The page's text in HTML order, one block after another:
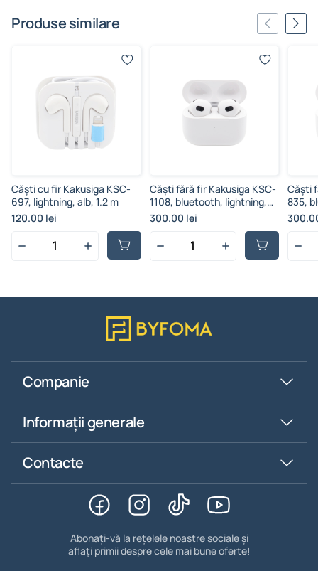
Produse similare
Căști cu fir Kakusiga KSC-
697, lightning, alb, 1.2 m
120.00 lei
Căști fără fir Kakusiga KSC-
1108, bluetooth, lightning,
alb
300.00 lei
Căști
835,
Companie
Informații generale
Contacte
Abonați-vă la rețelele noastre sociale și
aflați primii despre cele mai bune oferte!